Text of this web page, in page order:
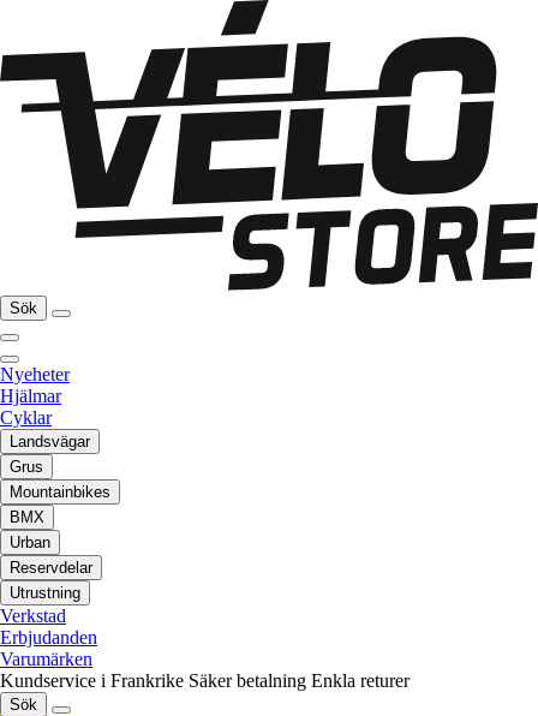
Sök
Nyeheter
Hjälmar
Cyklar
Landsvägar
Grus
Mountainbikes
BMX
Urban
Reservdelar
Utrustning
Verkstad
Erbjudanden
Varumärken
Kundservice i Frankrike Säker betalning Enkla returer
Sök